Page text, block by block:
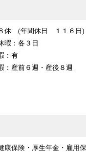
休 (年間休日 １１６日)
暇：各３日
：有
：産前６週・産後８週
康保険・厚生年金・雇用